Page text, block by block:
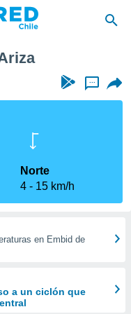
...
Norte
4
15 km/h
en Embid de
a un ciclón que